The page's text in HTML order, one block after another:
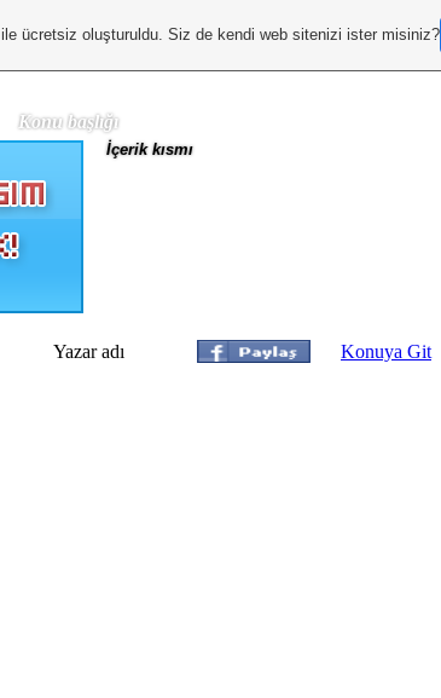
Konu başlığı
İçerik kısmı
Yazar adı
Konuya Git
ile ücretsiz oluşturuldu. Siz de kendi web sitenizi ister misiniz?